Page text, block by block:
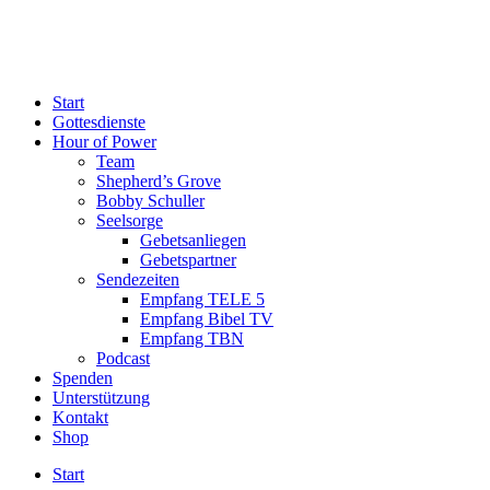
Start
Gottesdienste
Hour of Power
Team
Shepherd’s Grove
Bobby Schuller
Seelsorge
Gebetsanliegen
Gebetspartner
Sendezeiten
Empfang TELE 5
Empfang Bibel TV
Empfang TBN
Podcast
Spenden
Unterstützung
Kontakt
Shop
Start